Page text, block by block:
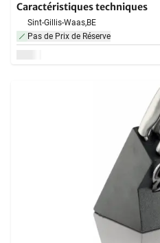
Caractéristiques techniques
Sint-Gillis-Waas,BE
Pas de Prix de Réserve